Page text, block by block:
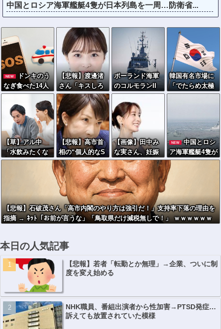
中国とロシア海軍艦艇4隻が日本列島を一周…防衛省...
NEW
ドンキのう
なぎ食べた14人
が食中毒…3歳児
から75歳まで被
【悲報】渡邊渚
さん「キスしろ
よ」のヤジでPT
SD発症時の状態
に逆戻り
ポーランド海軍
のコルモランII
級掃海艇が国際
演習「海風26-
2」に参加！
韓国有名市場に
「でたらめ太極
旗」商品…徐教
【草】アル中
「水飲みたくな
い！」 グラス
【悲報】高市首
相の“個人的なS
NS投稿”で習近
平ブチギレ説ｗ
ｗｗｗｗ
【画像】田中み
な実さん、妊娠
中とは思えない
ヒール姿で登場
してしまう
NEW
中国とロシ
ア海軍艦艇4隻が
日本列島を一
周…防衛省が全
【悲報】石破茂さん「高市内閣のやり方は強引だ！」支持率下落の理由を
指摘 → ﾈｯﾄ「お前が言うな」「鳥取県だけ減税無しで！」 ｗｗｗｗｗｗ
本日の人気記事
【悲報】若者「転勤とか無理」→企業、ついに制
度を変え始める
NHK職員、番組出演者から性加害→PTSD発症…
訴えても放置されていた模様